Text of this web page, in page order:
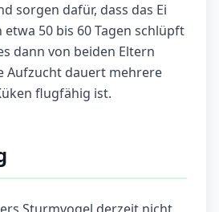
sorgen dafür, dass das Ei
50 bis 60 Tagen schlüpft
dann von beiden Eltern
Aufzucht dauert mehrere
flugfähig ist.